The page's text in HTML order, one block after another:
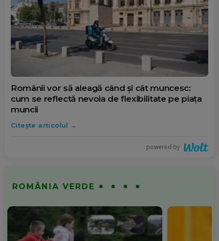
contestațiile
REDACȚIA SPOTMEDIA.RO
IERI, 17:36
Motive de optimism de la Bill
De ce prețul benzinei și al
România, încă dependentă de
petrolul Uniunii Sovietice
IERI, 17:09
accidente auto decât din cauza
IERI, 16:57
Povestea lui Gertrude Ederle,
Românii vor să aleagă când și cât muncesc:
cum se reflectă nevoia de flexibilitate pe piața
muncii
Citește articolul
powered by
ROMÂNIA VERDE